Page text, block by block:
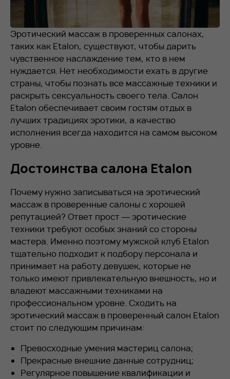
Эротический массаж в проверенных салонах,
таких как Etalon, существуют, чтобы дарить
чувственное наслаждение тем, кто в нем
нуждается. Нет необходимости ехать в другие
страны, чтобы познать все массажные техники и
раскрыть сексуальность своего тела. Салон
Etalon обеспечивает своим гостям отдых в
лучших традициях эротики, а качество
исполнения всегда находится на самом высоком
уровне.
Достоинства салона Etalon
Почему нужно записываться на эротический
массаж в проверенные салоны с хорошей
репутацией? Ответ прост — эротические
техники требуют особых знаний со стороны
мастера. Именно поэтому мужской клуб Etalon
тщательно подходит к подбору персонала и
принимает на работу девушек, которые не
только имеют привлекательную внешность, но и
владеют массажными техниками на
профессиональном уровне. Сходить на
эротический массаж в проверенный салон Etalon
стоит по следующим причинам:
Превосходные умения мастериц салона;
Прекрасные внешние данные сотрудниц;
Регулярное повышение квалификации и